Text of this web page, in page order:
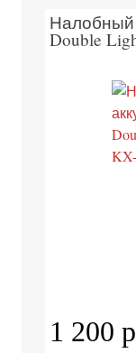
Налобный
Double
1 200